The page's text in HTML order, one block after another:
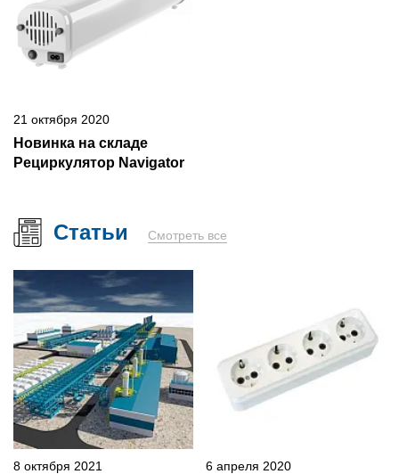
21 октября 2020
Новинка на складе
Рециркулятор Navigator
Статьи Смотреть все
8 октября 2021 6 апреля 2020